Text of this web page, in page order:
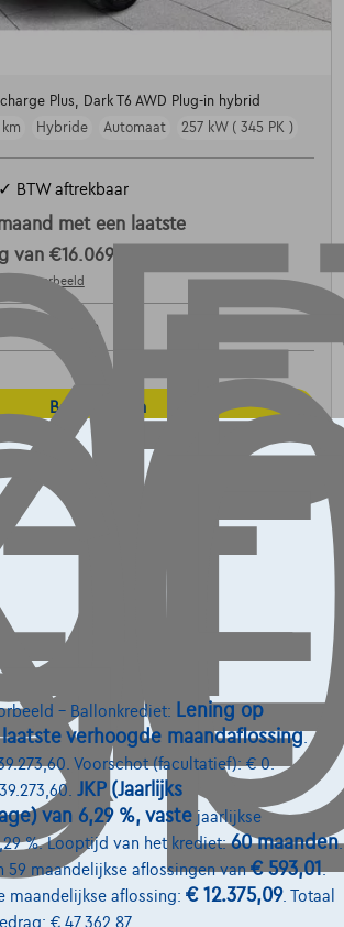
Plus, Dark T6 AWD Plug-in hybrid
Hybride Automaat 257 kW ( 345 PK )
✓ BTW aftrekbaar
met een laatste
van €16.069,76
ACB Vilvoorde
Bekijk wagen
P Momentum Pro Aut.
145 kW ( 197 PK )
– Ballonkrediet: Lening op
verhoogde maandaflossing
Voorschot (facultatief): € 0.
JKP (Jaarlijks
van 6,29 %, vaste jaarlijkse
%. Looptijd van het krediet:60 maanden.
59 maandelijkse aflossingen van€ 593,01.
maandelijkse aflossing: € 12.375,09. Totaal
€ 47.362,87.